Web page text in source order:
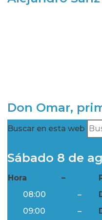
Don Omar,
Buscar en esta web
Sábado 8 de
Hora –
08:00
–
09:00
–